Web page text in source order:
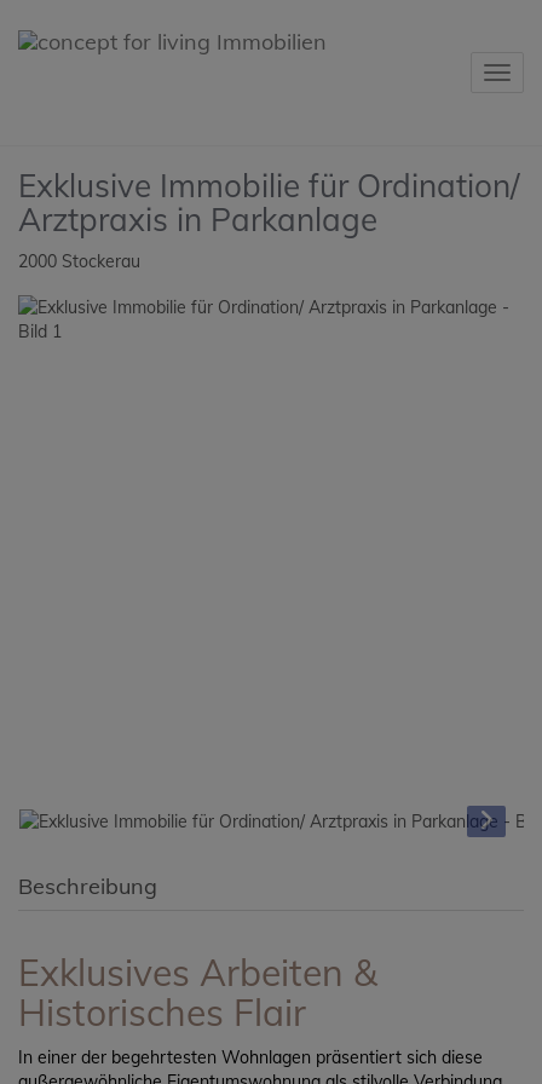
Exklusive Immobilie für Ordination/
Arztpraxis in Parkanlage
2000 Stockerau
Beschreibung
Exklusives Arbeiten &
Historisches Flair
In einer der begehrtesten Wohnlagen präsentiert sich diese